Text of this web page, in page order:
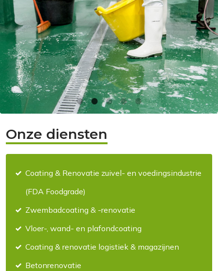
Onze diensten
Coating & Renovatie zuivel- en voedingsindustrie
(FDA Foodgrade)
Zwembadcoating & -renovatie
Vloer-, wand- en plafondcoating
Coating & renovatie logistiek & magazijnen
Betonrenovatie